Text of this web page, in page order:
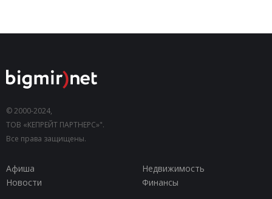
© 2000-2024,
ТОВ «КЕПРЕЙТ ПАРТНЕРС»".
Все права защищены.
Афиша
Недвижимость
Новости
Финансы